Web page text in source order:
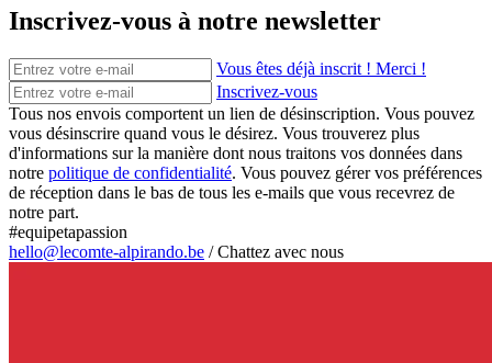
Inscrivez-vous à notre newsletter
Vous êtes déjà inscrit ! Merci !
Inscrivez-vous
Tous nos envois comportent un lien de désinscription. Vous pouvez
vous désinscrire quand vous le désirez. Vous trouverez plus
d'informations sur la manière dont nous traitons vos données dans
notre politique de confidentialité. Vous pouvez gérer vos préférences
de réception dans le bas de tous les e-mails que vous recevrez de
notre part.
#equipetapassion
hello@lecomte-alpirando.be /Chattez avec nous